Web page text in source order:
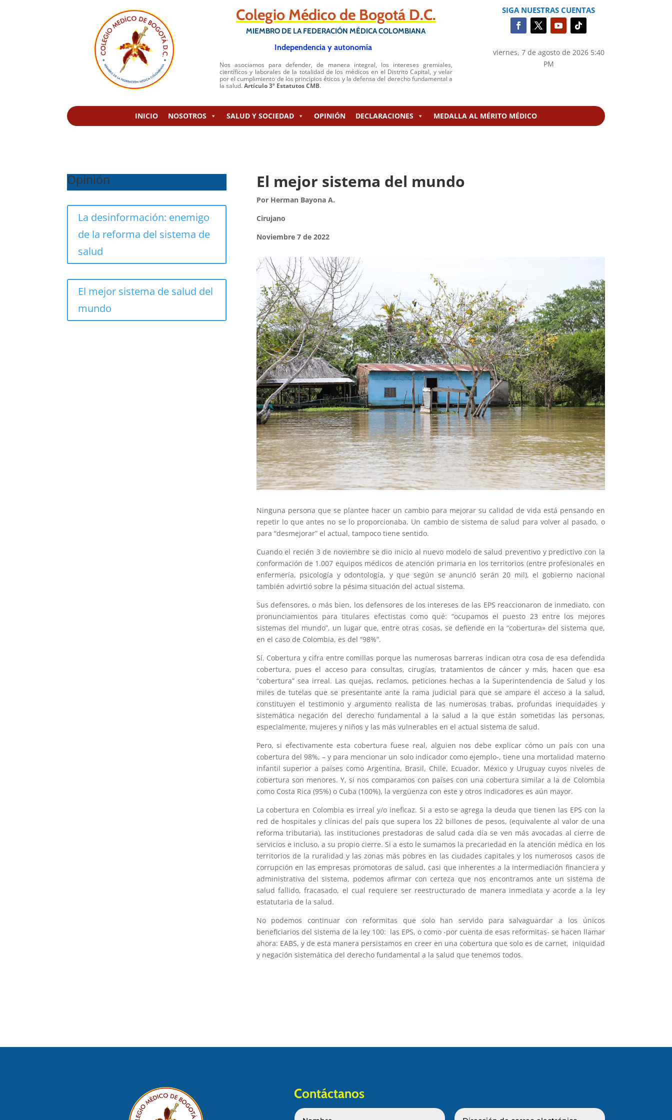
Colegio Médico de Bogotá D.C.
MIEMBRO DE LA FEDERACIÓN MÉDICA COLOMBIANA
Independencia y autonomía
Nos asociamos para defender, de manera integral, los intereses gremiales,
científicos y laborales de la totalidad de los médicos en el Distrito Capital, y velar
por el cumplimiento de los principios éticos y la defensa del derecho fundamental a
la salud.Artículo 3º Estatutos CMB.
SIGA NUESTRAS CUENTAS
viernes, 7 de agosto de 2026 5:40
PM
INICIO NOSOTROS SALUD Y SOCIEDAD OPINIÓN DECLARACIONES MEDALLA AL MÉRITO MÉDICO
Opinión
La desinformación: enemigo
de la reforma del sistema de
salud
El mejor sistema de salud del
mundo
El mejor sistema del mundo
Por Herman Bayona A.
Cirujano
Noviembre 7 de 2022
Ninguna persona que se plantee hacer un cambio para mejorar su calidad de vida está pensando en
repetir lo que antes no se lo proporcionaba. Un cambio de sistema de salud para volver al pasado, o
para “desmejorar” el actual, tampoco tiene sentido.
Cuando el recién 3 de noviembre se dio inicio al nuevo modelo de salud preventivo y predictivo con la
conformación de 1.007 equipos médicos de atención primaria en los territorios (entre profesionales en
enfermería, psicología y odontología, y que según se anunció serán 20 mil), el gobierno nacional
también advirtió sobre la pésima situación del actual sistema.
Sus defensores, o más bien, los defensores de los intereses de las EPS reaccionaron de inmediato, con
pronunciamientos para titulares efectistas como qué: “ocupamos el puesto 23 entre los mejores
sistemas del mundo”, un lugar que, entre otras cosas, se defiende en la “cobertura» del sistema que,
en el caso de Colombia, es del “98%”.
Sí. Cobertura y cifra entre comillas porque las numerosas barreras indican otra cosa de esa defendida
cobertura, pues el acceso para consultas, cirugías, tratamientos de cáncer y más, hacen que esa
“cobertura” sea irreal. Las quejas, reclamos, peticiones hechas a la Superintendencia de Salud y los
miles de tutelas que se presentante ante la rama judicial para que se ampare el acceso a la salud,
constituyen el testimonio y argumento realista de las numerosas trabas, profundas inequidades y
sistemática negación del derecho fundamental a la salud a la que están sometidas las personas,
especialmente, mujeres y niños y las más vulnerables en el actual sistema de salud.
Pero, si efectivamente esta cobertura fuese real, alguien nos debe explicar cómo un país con una
cobertura del 98%, – y para mencionar un solo indicador como ejemplo-, tiene una mortalidad materno
infantil superior a países como Argentina, Brasil, Chile, Ecuador, México y Uruguay cuyos niveles de
cobertura son menores. Y, si nos comparamos con países con una cobertura similar a la de Colombia
como Costa Rica (95%) o Cuba (100%), la vergüenza con este y otros indicadores es aún mayor.
La cobertura en Colombia es irreal y/o ineficaz. Si a esto se agrega la deuda que tienen las EPS con la
red de hospitales y clínicas del país que supera los 22 billones de pesos, (equivalente al valor de una
reforma tributaria), las instituciones prestadoras de salud cada día se ven más avocadas al cierre de
servicios e incluso, a su propio cierre. Si a esto le sumamos la precariedad en la atención médica en los
territorios de la ruralidad y las zonas más pobres en las ciudades capitales y los numerosos casos de
corrupción en las empresas promotoras de salud, casi que inherentes a la intermediación financiera y
administrativa del sistema, podemos afirmar con certeza que nos encontramos ante un sistema de
salud fallido, fracasado, el cual requiere ser reestructurado de manera inmediata y acorde a la ley
estatutaria de la salud.
No podemos continuar con reformitas que solo han servido para salvaguardar a los únicos
beneficiarios del sistema de la ley 100: las EPS, o como -por cuenta de esas reformitas- se hacen llamar
ahora: EABS, y de esta manera persistamos en creer en una cobertura que solo es de carnet, iniquidad
y negación sistemática del derecho fundamental a la salud que tenemos todos.
Contáctanos